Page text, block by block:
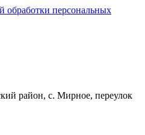
обработки персональных
район, с. Мирное, переулок